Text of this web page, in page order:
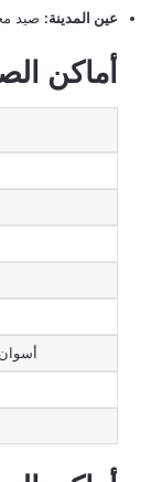
عين المدينة: صيد
أماكن